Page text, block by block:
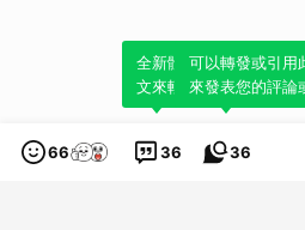
66 36
全新體驗！一鍵引用此
文來輕鬆表達個人立場
36
可以轉發或引用
來發表您的評論